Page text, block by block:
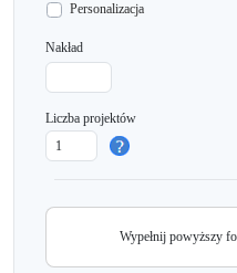
Personalizacja
Nakład
Liczba projektów
Wypełnij powyższy